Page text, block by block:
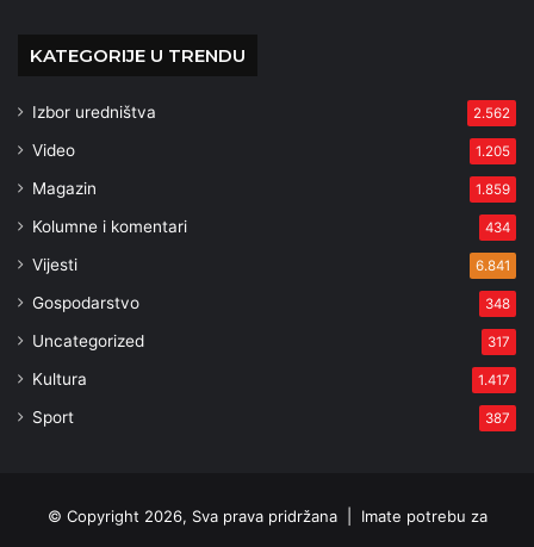
KATEGORIJE U TRENDU
Izbor uredništva 2.562
Video 1.205
Magazin 1.859
Kolumne i komentari 434
Vijesti 6.841
Gospodarstvo 348
Uncategorized 317
Kultura 1.417
Sport 387
© Copyright 2026, Sva prava pridržana | Imate potrebu za